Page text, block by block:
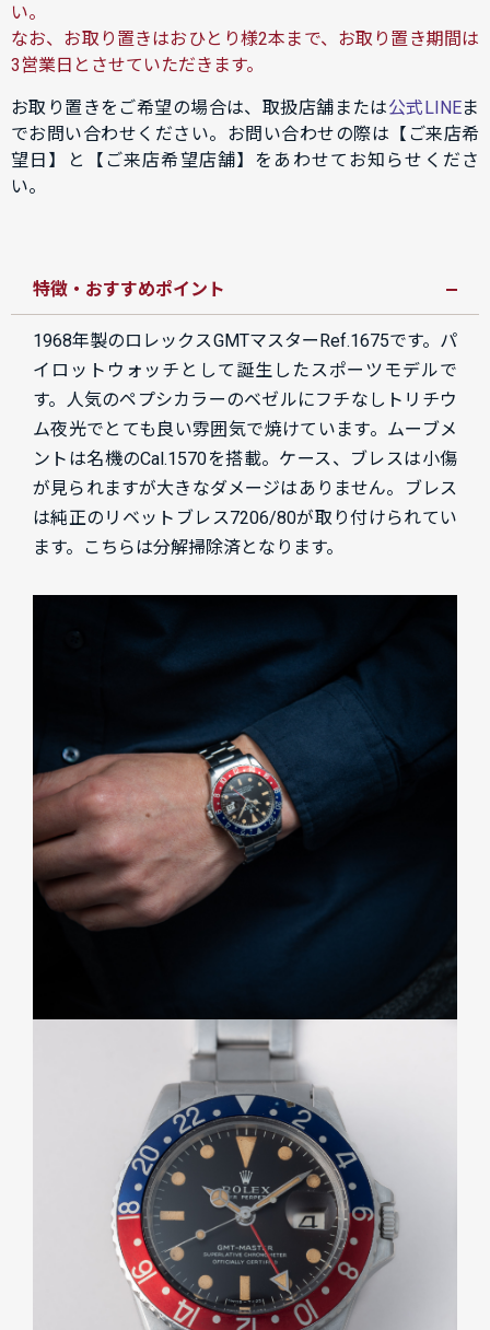
い。
なお、お取り置きはおひとり様2本まで、お取り置き期間は
3営業日とさせていただきます。
お取り置きをご希望の場合は、取扱店舗または公式LINEま
でお問い合わせください。お問い合わせの際は【ご来店希
望日】と【ご来店希望店舗】をあわせてお知らせくださ
い。
特徴・おすすめポイント
1968年製のロレックスGMTマスターRef.1675です。パ
イロットウォッチとして誕生したスポーツモデルで
す。人気のペプシカラーのベゼルにフチなしトリチウ
ム夜光でとても良い雰囲気で焼けています。ムーブメ
ントは名機のCal.1570を搭載。ケース、ブレスは小傷
が見られますが大きなダメージはありません。ブレス
は純正のリベットブレス7206/80が取り付けられてい
ます。こちらは分解掃除済となります。